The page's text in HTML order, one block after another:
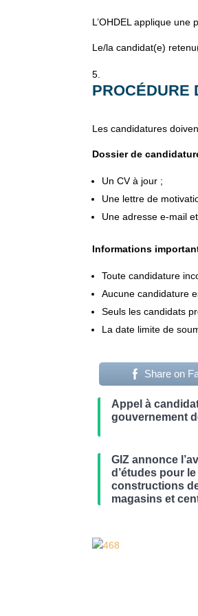
L’OHDEL applique une
Le/la candidat(e)
PROCÉDURE
Les candidatures
Dossier de
Un CV à jour ;
Une lettre de
Une adresse e-mail
Informations
Toute candidature
Aucune candidature
Seuls les candidats
La date limite de
Share on
Appel à
gouvernement
GIZ annonce
d’études pour
constructions
magasins et